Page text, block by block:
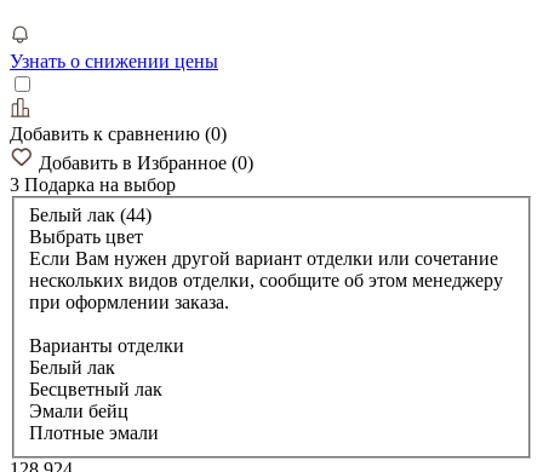
Узнать о снижении цены
Добавить к сравнению (0)
Добавить в Избранное (0)
3 Подарка на выбор
Белый лак (44)
Выбрать цвет
Если Вам нужен другой вариант отделки или сочетание
нескольких видов отделки, сообщите об этом менеджеру
при оформлении заказа.
Варианты отделки
Белый лак
Бесцветный лак
Эмали бейц
Плотные эмали